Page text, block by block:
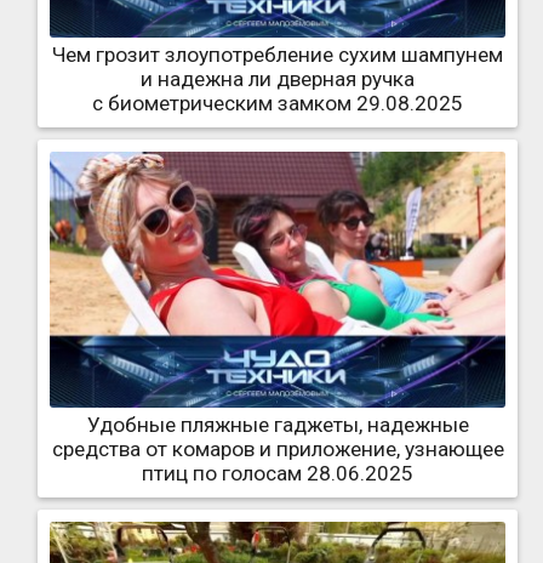
Чем грозит злоупотребление сухим шампунем
и надежна ли дверная ручка
с биометрическим замком 29.08.2025
Удобные пляжные гаджеты, надежные
средства от комаров и приложение, узнающее
птиц по голосам 28.06.2025